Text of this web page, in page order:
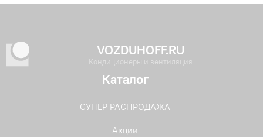
VOZDUHOFF.RU
Кондиционеры и вентиляция
Каталог
СУПЕР РАСПРОДАЖА
Акции